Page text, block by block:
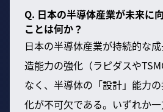
Q. 日本の半導体産業が未来に
ことは何か？
日本の半導体産業が持続的な
造能力の強化（ラピダスや
なく、半導体の「設計」能力
化が不可欠である。いずれか一